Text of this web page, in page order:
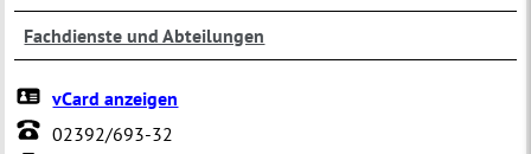
Fachdienste und Abteilungen
vCard anzeigen
02392/693-32